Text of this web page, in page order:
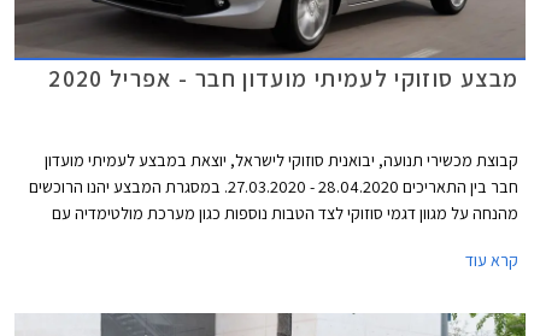
מבצע סוזוקי לעמיתי מועדון חבר - אפריל 2020
קבוצת מכשירי תנועה, יבואנית סוזוקי לישראל, יוצאת במבצע לעמיתי מועדון
חבר בין התאריכים 28.04.2020 - 27.03.2020. במסגרת המבצע יהנו הרוכשים
מהנחה על מגוון דגמי סוזוקי לצד הטבות נוספות כגון מערכת מולטימדיה עם
מקומית, ואפשרות לתשלום של עד 30,000 ₪ בכרטיס אשראי של המועדון.
קרא עוד